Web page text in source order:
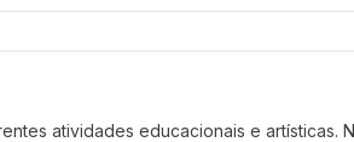
atividades educacionais e artísticas.